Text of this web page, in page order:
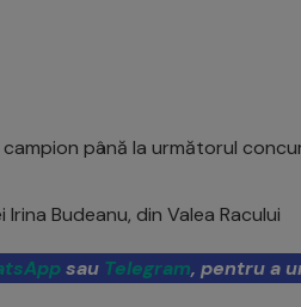
până la următorul
Budeanu, din Valea Racului
sau Telegram, pentru a